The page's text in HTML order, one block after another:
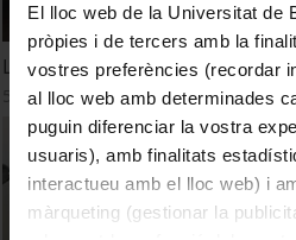
El lloc web de la Universitat de
pròpies i de tercers amb la
vostres preferències (recordar
al lloc web amb determinades
puguin diferenciar la vostra
usuaris), amb finalitats
interactueu amb el lloc web) i
màrqueting (gestionar la
La UB enceta el seu projecte de
5 October, 2020